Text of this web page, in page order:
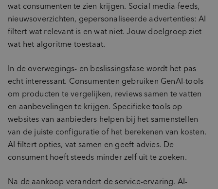
wat consumenten te zien krijgen. Social media-feeds,
nieuwsoverzichten, gepersonaliseerde advertenties: AI
filtert wat relevant is en wat niet. Jouw doelgroep ziet
wat het algoritme toestaat.
In de overwegings- en beslissingsfase wordt het pas
echt interessant. Consumenten gebruiken GenAI-tools
om producten te vergelijken, reviews samen te vatten
en aanbevelingen te krijgen. Specifieke tools op
websites van aanbieders helpen bij het samenstellen
van de juiste configuratie of het berekenen van kosten.
AI filtert opties, vat samen en geeft advies. De
consument hoeft steeds minder zelf uit te zoeken.
Na de aankoop verandert de service-ervaring. AI-